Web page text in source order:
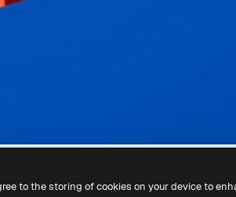
to the storing of cookies on your device to